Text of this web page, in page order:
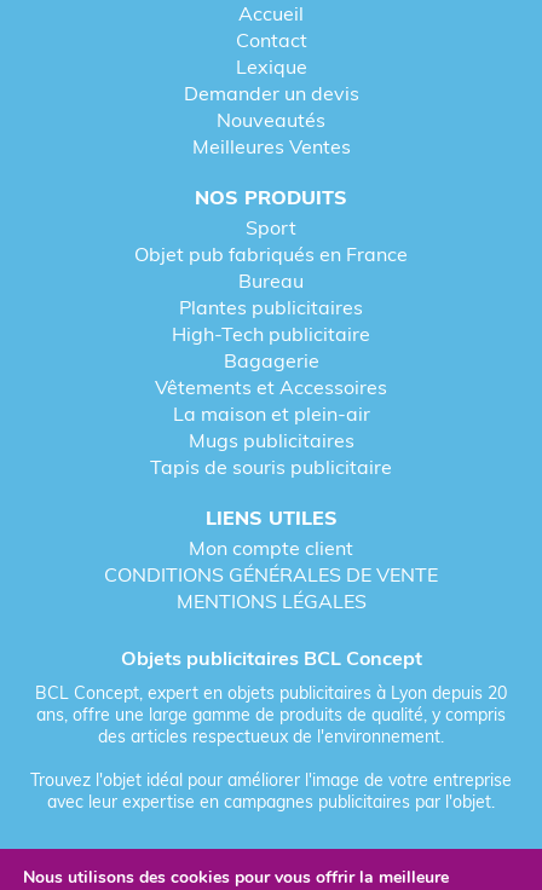
Accueil
Contact
Lexique
Demander un devis
Nouveautés
Meilleures Ventes
NOS PRODUITS
Sport
Objet pub fabriqués en France
Bureau
Plantes publicitaires
High-Tech publicitaire
Bagagerie
Vêtements et Accessoires
La maison et plein-air
Mugs publicitaires
Tapis de souris publicitaire
LIENS UTILES
Mon compte client
CONDITIONS GÉNÉRALES DE VENTE
MENTIONS LÉGALES
Objets publicitaires BCL Concept
BCL Concept, expert en objets publicitaires à Lyon depuis 20
ans, offre une large gamme de produits de qualité, y compris
des articles respectueux de l'environnement.
Trouvez l'objet idéal pour améliorer l'image de votre entreprise
avec leur expertise en campagnes publicitaires par l'objet.
Nous utilisons des cookies pour vous offrir la meilleure